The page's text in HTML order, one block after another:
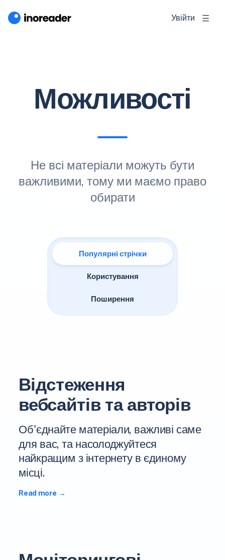
Увійти
Можливості
Не всі матеріали можуть бути
важливими, тому ми маємо право
обирати
Популярні стрічки
Користування
Поширення
Відстеження
вебсайтів та авторів
Об'єднайте матеріали, важливі саме
для вас, та насолоджуйтеся
найкращим з інтернету в єдиному
місці.
Read more